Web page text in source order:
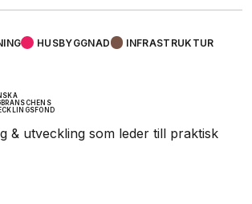
HUSBYGGNAD INFRASTRUKTUR
& utveckling som leder till praktisk